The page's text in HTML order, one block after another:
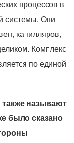
процессов в
системы. Они
капилляров,
Комплекс
по единой
называют
было сказано